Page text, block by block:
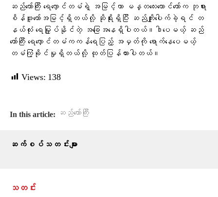
ဆည်တော်ကြီး ရေလှောင်တမံရဲ့ အမြင့်ဟာ မန္တလေးတောင်တော်က ဘုရား
စိန်ဖူးတော်အမြင့်ရှိတယ်လို့ ဆိုရိုးရှိပြီး ဆည်ကျိုးပေါက်ခဲ့ရင် တ
နယ်လုံး ရေမြှုပ်နိုင်တဲ့ အခြေအနေရှိပါတယ်။ဒါပေမယ့် ဆည်
တော်ကြီး ရေလှောင်တမံကကန်ရေပြည့် အမှတ်ကို ရောက်နေပေမယ့်
တမံကြံ့ခိုင်မှုရှိတယ်လို့ ထုတ်ပြန်ထားပါတယ်။
Views: 138
In this article: ဆည်တော်ကြီး
ဆက်စပ်သတင်းများ
သတင်း